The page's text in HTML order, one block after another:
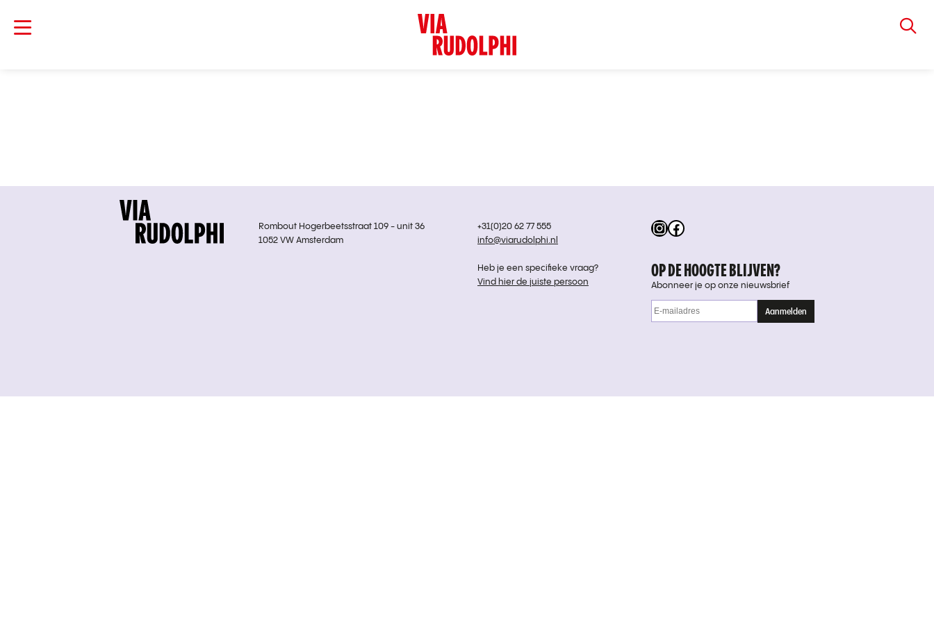
Instagram
Facebook
Rombout Hogerbeetsstraat 109 - unit 36
1052 VW Amsterdam
+31(0)20 62 77 555
info@viarudolphi.nl
Heb je een specifieke vraag?
Vind hier de juiste persoon
OP DE HOOGTE BLIJVEN?
Abonneer je op onze nieuwsbrief